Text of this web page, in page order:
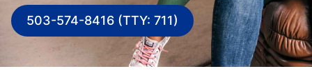
503-574-8416 (TTY: 711)